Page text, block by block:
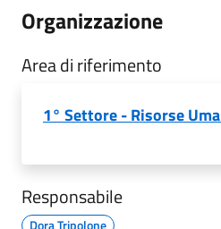
Organizzazione
Area di riferimento
1° Settore - Risorse
Responsabile
Dora Tripolone